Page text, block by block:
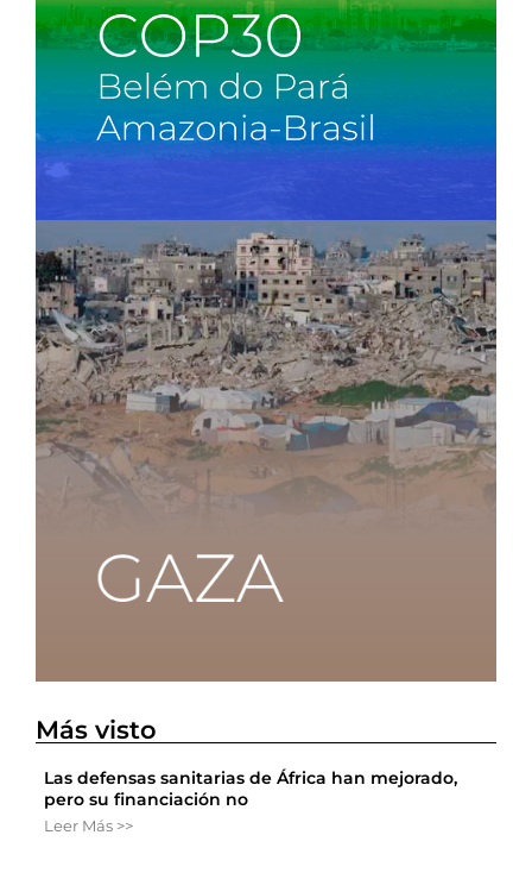
Más visto
Las defensas sanitarias de África han mejorado,
pero su financiación no
Leer Más >>